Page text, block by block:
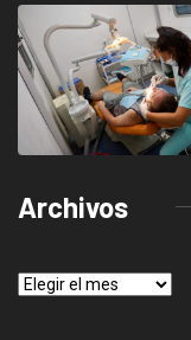
Archivos
Archivos